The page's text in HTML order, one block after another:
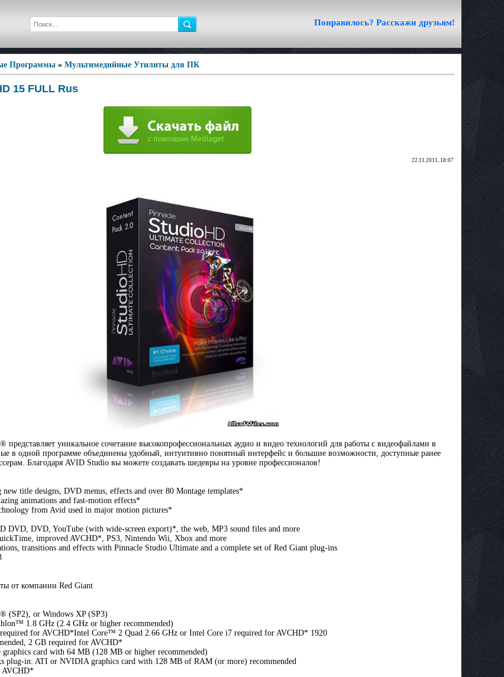
Понравилось? Расскажи друзьям!
Программы » Мультимедийные Утилиты для ПК
15 FULL Rus
22.11.2011, 18:07
уникальное сочетание высокопрофессиональных аудио и видео технологий для работы с видеофайлами в
в одной программе объединены удобный, интуитивно понятный интерфейс и большие возможности, доступные ранее
Благодаря AVID Studio вы можете создавать шедевры на уровне профессионалов!
title designs, DVD menus, effects and over 80 Montage templates*
animations and fast-motion effects*
from Avid used in major motion pictures*
DVD, DVD, YouTube (with wide-screen export)*, the web, MP3 sound files and more
improved AVCHD*, PS3, Nintendo Wii, Xbox and more
transitions and effects with Pinnacle Studio Ultimate and a complete set of Red Giant plug-ins
от компании Red Giant
(SP2), or Windows XP (SP3)
1.8 GHz (2.4 GHz or higher recommended)
for AVCHD*Intel Core™ 2 Quad 2.66 GHz or Intel Core i7 required for AVCHD* 1920
2 GB required for AVCHD*
card with 64 MB (128 MB or higher recommended)
plug-in: ATI or NVIDIA graphics card with 128 MB of RAM (or more) recommended
AVCHD*